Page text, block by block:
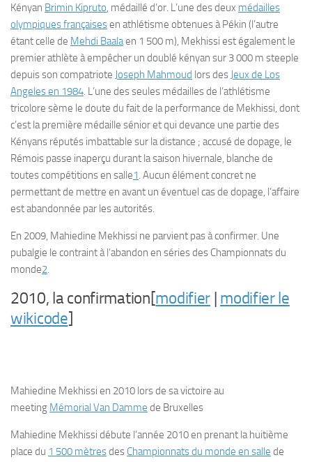
Kényan Brimin Kipruto, médaillé d’or. L’une des deux médailles
olympiques françaisesen athlétisme obtenues à Pékin (l’autre
étant celle de Mehdi Baalaen 1 500 m), Mekhissi est également le
premier athlète à empêcher un doublé kényan sur 3 000 m steeple
depuis son compatriote Joseph Mahmoud lors des Jeux de Los
Angeles en 1984. L’une des seules médailles de l’athlétisme
tricolore sème le doute du fait de la performance de Mekhissi, dont
c’est la première médaille sénior et qui devance une partie des
Kényans réputés imbattable sur la distance ; accusé de dopage, le
Rémois passe inaperçu durant la saison hivernale, blanche de
toutes compétitions en salle1. Aucun élément concret ne
permettant de mettre en avant un éventuel cas de dopage, l’affaire
est abandonnée par les autorités.
En 2009, Mahiedine Mekhissi ne parvient pas à confirmer. Une
pubalgie le contraint à l’abandon en séries des Championnats du
monde2.
2010, la confirmation[modifier | modifier le
wikicode]
Mahiedine Mekhissi en 2010 lors de sa victoire au
meeting Mémorial Van Damme de Bruxelles
Mahiedine Mekhissi débute l’année 2010 en prenant la huitième
place du 1 500 mètresdes Championnats du monde en salle de